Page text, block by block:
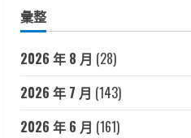
彙整
2026 年 8 月 (28)
2026 年 7 月 (143)
2026 年 6 月 (161)